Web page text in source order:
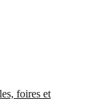
foires et